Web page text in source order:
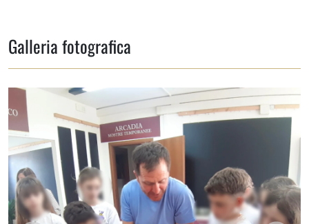
Galleria fotografica